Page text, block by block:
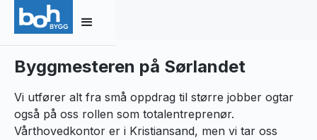
Byggmesteren på Sørlandet
Vi utfører alt fra små oppdrag til større jobber ogtar
også på oss rollen som totalentreprenør.
Vårthovedkontor er i Kristiansand, men vi tar oss